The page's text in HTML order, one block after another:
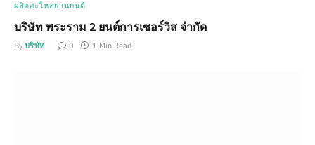
ผลิตอะไหล่ยานยนต์
บริษัท พระราม 2 ยนต์การเซอร์วิส จำกัด
By บริษัท 0 1 Min Read